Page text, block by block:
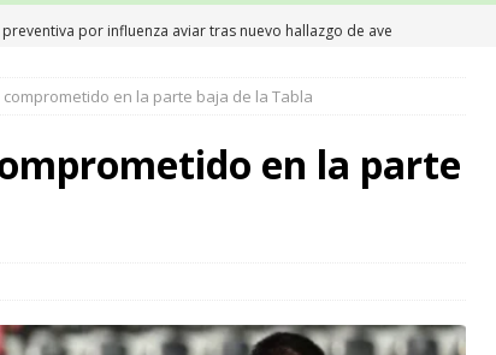
preventiva por influenza aviar tras nuevo hallazgo de ave
detiene a pareja por microtráfico en el centro de Iquique
millonarios en el Gobierno: 46 funcionarios de
igual o más que el presidente Kast
en la parte baja de la Tabla
en la parte